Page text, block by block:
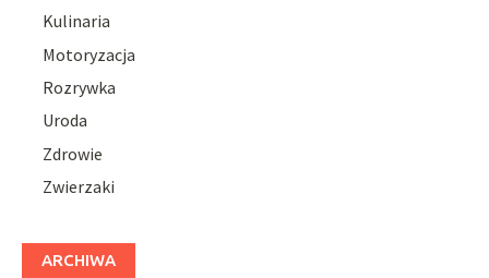
Kulinaria
Motoryzacja
Rozrywka
Uroda
Zdrowie
Zwierzaki
ARCHIWA